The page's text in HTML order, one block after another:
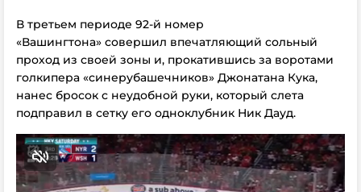
В третьем периоде 92-й номер
«Вашингтона» совершил впечатляющий сольный
проход из своей зоны и, прокатившись за воротами
голкипера «синерубашечников» Джонатана Кука,
нанес бросок с неудобной руки, который слета
подправил в сетку его одноклубник Ник Дауд.